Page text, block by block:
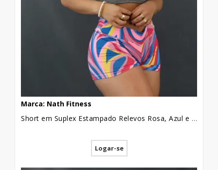
Marca: Nath Fitness
Short em Suplex Estampado Relevos Rosa, Azul e Amarelo [2103101]
Logar-se